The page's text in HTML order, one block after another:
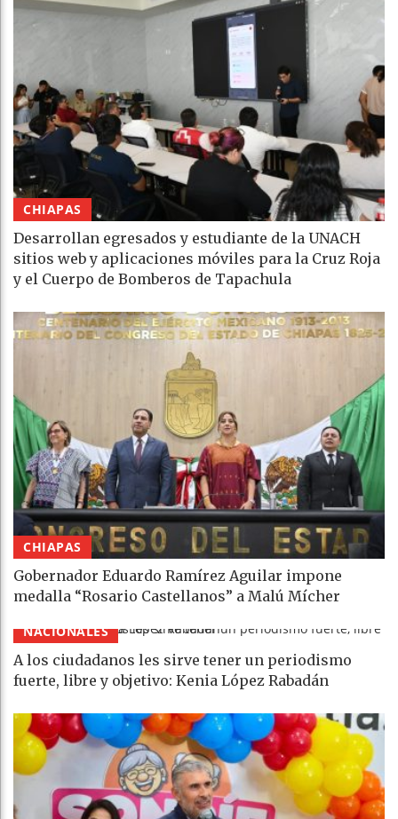
CHIAPAS
Desarrollan egresados y estudiante de la UNACH
sitios web y aplicaciones móviles para la Cruz Roja
y el Cuerpo de Bomberos de Tapachula
CHIAPAS
Gobernador Eduardo Ramírez Aguilar impone
medalla “Rosario Castellanos” a Malú Mícher
NACIONALES
A los ciudadanos les sirve tener un periodismo
fuerte, libre y objetivo: Kenia López Rabadán